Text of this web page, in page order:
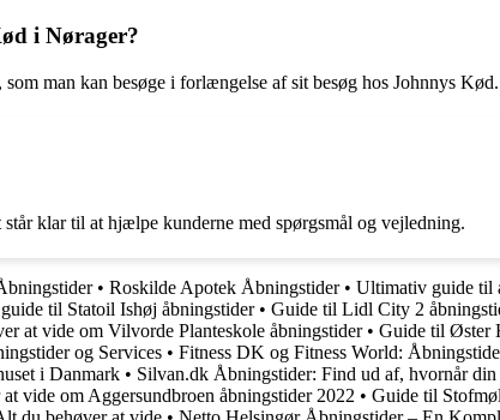
i Nørager?
man kan besøge i forlængelse af sit besøg hos Johnnys Kød.
klar til at hjælpe kunderne med spørgsmål og vejledning.
• Roskilde Apotek Åbningstider• Ultimativ guide til
til Statoil Ishøj åbningstider• Guide til Lidl City 2
at vide om Vilvorde Planteskole åbningstider• Guide til Øster
og Services • Fitness DK og Fitness World:
i Danmark • Silvan.dk Åbningstider: Find ud af, hvornår
vide om Aggersundbroen åbningstider 2022 • Guide til